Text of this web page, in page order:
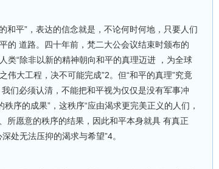
平”，表达的信念就是，不论何时何地，只要人们
的 道路。四十年前，梵二大公会议结束时颁布的
类“除非以新的精神朝向和平的真理迈进 ，为全球
伟大工程，决不可能完成”2。但“和平的真理”究竟
们必须认清，不能把和平视为仅仅是没有军事冲
序的成果”，这秩序“应由渴求更完美正义的人们，
所愿意的秩序的结果，因此和平本身就具 有真正
处无法压抑的渴求与希望”4。